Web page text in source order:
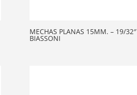
MECHAS PLANAS 15MM. – 19/32″
BIASSONI